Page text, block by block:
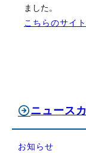
ました。
こちらのサイ
ニュース
お知らせ